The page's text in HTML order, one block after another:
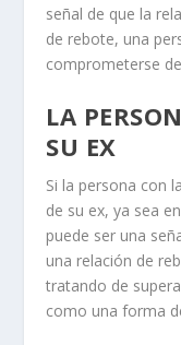
señal de que la
de rebote, una
comprometerse
LA
SU EX
Si la persona con
de su ex, ya sea
puede ser una
una relación de
tratando de
como una forma